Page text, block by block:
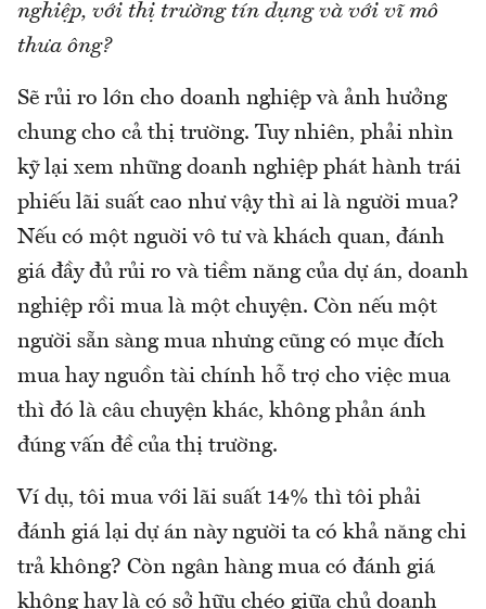
nghiệp, với thị trường tín dụng và với vĩ mô
thưa ông?
Sẽ rủi ro lớn cho doanh nghiệp và ảnh hưởng
chung cho cả thị trường. Tuy nhiên, phải nhìn
kỹ lại xem những doanh nghiệp phát hành trái
phiếu lãi suất cao như vậy thì ai là người mua?
Nếu có một nguời vô tư và khách quan, đánh
giá đầy đủ rủi ro và tiềm năng của dự án, doanh
nghiệp rồi mua là một chuyện. Còn nếu một
người sẵn sàng mua nhưng cũng có mục đích
mua hay nguồn tài chính hỗ trợ cho việc mua
thì đó là câu chuyện khác, không phản ánh
đúng vấn đề của thị trường.
Ví dụ, tôi mua với lãi suất 14% thì tôi phải
đánh giá lại dự án này người ta có khả năng chi
trả không? Còn ngân hàng mua có đánh giá
không hay là có sở hữu chéo giữa chủ doanh